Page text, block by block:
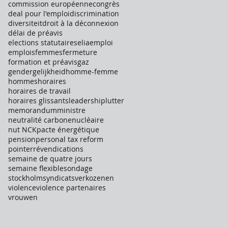
commission européennecongrès
deal pour l'emploidiscrimination
diversiteitdroit à la déconnexion
délai de préavis
elections statutaireseliaemploi
emploisfemmesfermeture
formation et préavisgaz
gendergelijkheidhomme-femme
hommeshoraires
horaires de travail
horaires glissantsleadershiplutter
memorandumministre
neutralité carbonenucléaire
nut NCKpacte énergétique
pensionpersonal tax reform
pointerrévendications
semaine de quatre jours
semaine flexiblesondage
stockholmsyndicatsverkozenen
violenceviolence partenaires
vrouwen